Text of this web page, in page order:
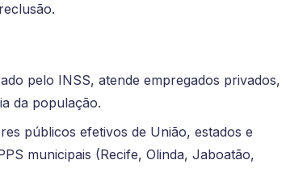
pelo INSS, atende empregados privados,
da população.
públicos efetivos de União, estados e
municipais (Recife, Olinda, Jaboatão,